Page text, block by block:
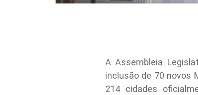
A Assembleia
inclusão de 70 novos
214 cidades